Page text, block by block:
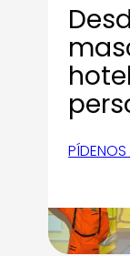
PÍDENOS